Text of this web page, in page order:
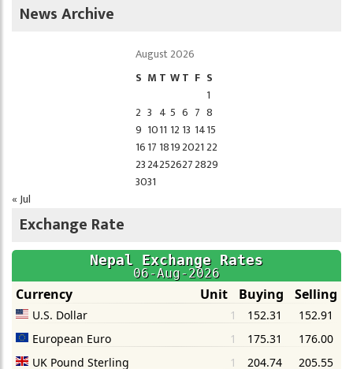
News Archive
August 2026
S M T WT F S
1
2 3 4 5 6 7 8
9 1011 12 13 1415
1617 1819202122
23242526272829
3031
« Jul
Exchange Rate